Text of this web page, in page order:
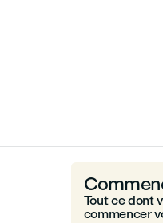
Tout ce dont
commencer